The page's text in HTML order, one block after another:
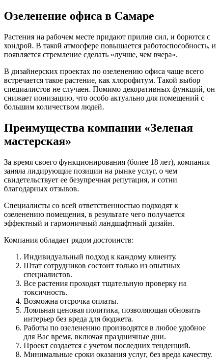
Озеленение офиса в Самаре
Растения на рабочем месте придают прилив сил, и борются с
хондрой. В такой атмосфере повышается работоспособность, и
появляется стремление сделать «лучше, чем вчера».
В дизайнерских проектах по озеленению офиса чаще всего
встречается такое растение, как хлорофитум. Такой выбор
специалистов не случаен. Помимо декоративных функций, он
снижает ионизацию, что особо актуально для помещений с
большим количеством людей.
Преимущества компании «Зеленая
мастерская»
За время своего функционирования (более 18 лет), компания
заняла лидирующие позиции на рынке услуг, о чем
свидетельствует ее безупречная репутация, и сотни
благодарных отзывов.
Специалисты со всей ответственностью подходят к
озеленению помещения, в результате чего получается
эффектный и гармоничный ландшафтный дизайн.
Компания обладает рядом достоинств:
Индивидуальный подход к каждому клиенту.
Штат сотрудников состоит только из опытных
специалистов.
Все растения проходят тщательную проверку на
токсичность.
Возможна отсрочка оплаты.
Лояльная ценовая политика, позволяющая обновить
интерьер без вреда для бюджета.
Работы по озеленению производятся в любое удобное
для Вас время, включая праздничные дни.
Проект создается с учетом последних тенденций.
Минимальные сроки оказания услуг, без вреда качеству.